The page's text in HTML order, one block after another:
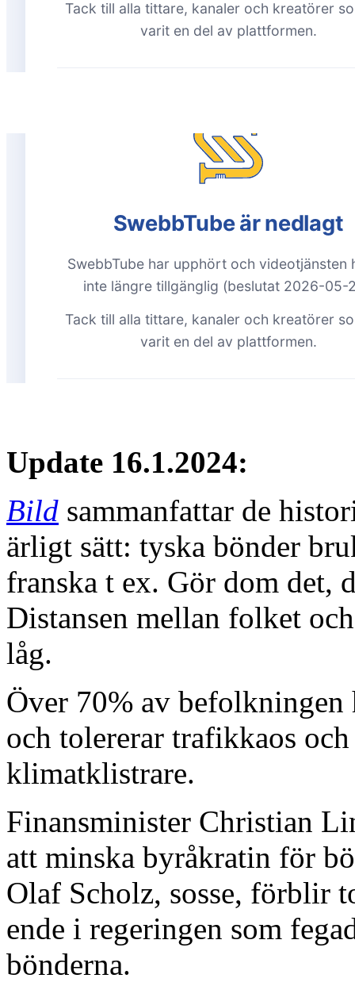
Update 16.1.2024:
Bild sammanfattar de
ärligt sätt: tyska bönder
franska t ex. Gör dom det,
Distansen mellan folket
låg.
Över 70% av befolkningen
och tolererar trafikkaos
klimatklistrare.
Finansminister Christian
att minska byråkratin för
Olaf Scholz, sosse, förblir
ende i regeringen som
bönderna.